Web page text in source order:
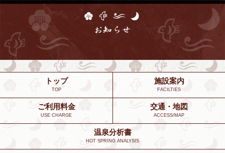
トップ
TOP
施設案内
FACILTIES
ご利用料金
USE CHARGE
交通・地図
ACCESS/MAP
温泉分析書
HOT SPRING ANALYSIS